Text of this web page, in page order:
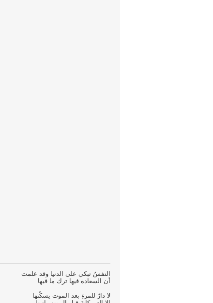
النفسُ تبكي على الدنيا وقد علمت
أن السعادة فيها ترك ما فيها
لا دارٌ للمرءِ بعد الموت يسكُنها